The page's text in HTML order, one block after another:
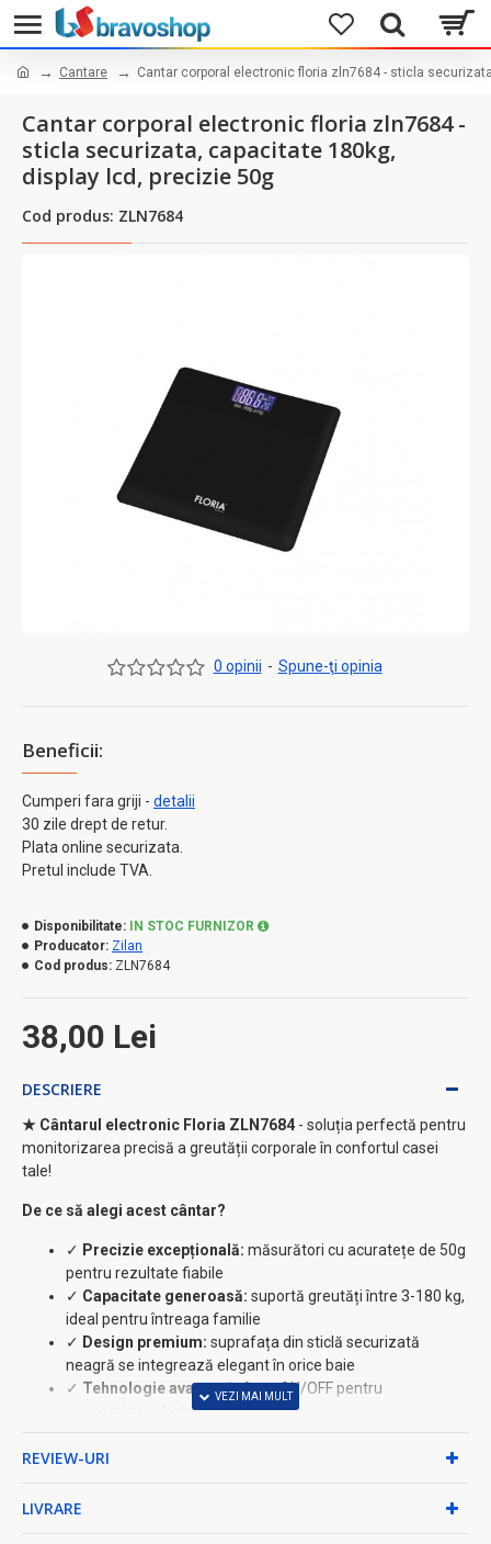
Cantare Cantar corporal electronic floria zln7684 - sticla
Cantar corporal electronic floria zln7684 -
sticla securizata, capacitate 180kg,
display lcd, precizie 50g
Cod produs: ZLN7684
Beneficii:
Cumperi fara griji - detalii
30 zile drept de retur.
Plata online securizata.
Pretul include TVA.
0 opinii - Spune-ţi opinia
38,00 Lei
Disponibilitate:
IN STOC FURNIZOR
Producator: Zilan
Cod produs: ZLN7684
DESCRIERE
★ Cântarul electronic Floria ZLN7684 - soluția perfectă pentru
monitorizarea precisă a greutății corporale în confortul casei
tale!
De ce să alegi acest cântar?
✓ Precizie excepțională: măsurători cu acuratețe de 50g
pentru rezultate fiabile
✓ Capacitate generoasă: suportă greutăți între 3-180 kg,
ideal pentru întreaga familie
✓ Design premium: suprafața din sticlă securizată
neagră se integrează elegant în orice baie
✓ Tehnologie avansată:Auto ON/OFF pentru
economisirea bateriei
• Resetare automată la zero pentru măsurători precise
REVIEW-URI
LIVRARE